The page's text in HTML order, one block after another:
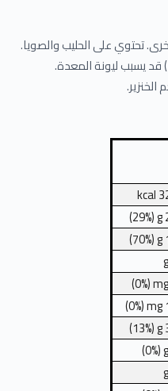
تحتوي على الحليب والصويا.
kcal
g
(29%)
g
(70%)
g
mg
(0%)
mg
(0%)
g
(13%)
g
(0%)
g